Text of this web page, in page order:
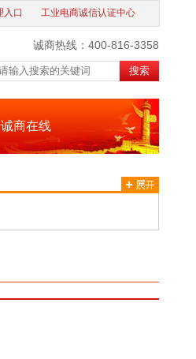
入口 工业电商诚信认证中心
诚商热线：400-816-3358
搜索
商在线